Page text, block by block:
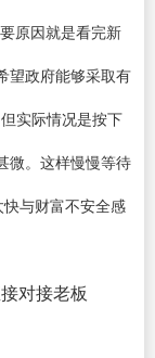
原因就是看完新
望政府能够采取有
实际情况是按下
微。这样慢慢等待
与财富不安全感
对接老板